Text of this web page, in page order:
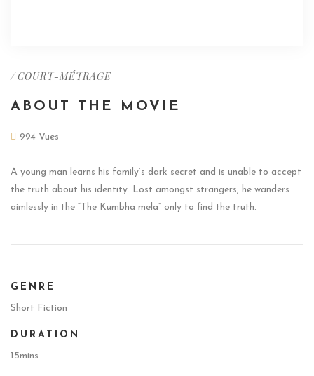
/COURT-MÉTRAGE
ABOUT THE MOVIE
994 Vues
A young man learns his family’s dark secret and is unable to accept
the truth about his identity. Lost amongst strangers, he wanders
aimlessly in the “The Kumbha mela” only to find the truth.
GENRE
Short Fiction
DURATION
15mins